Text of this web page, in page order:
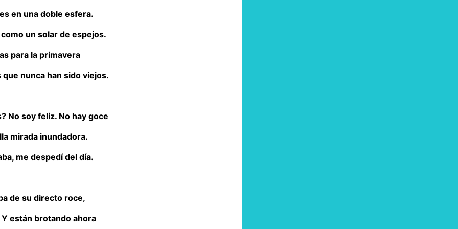
en una doble esfera.
un solar de espejos.
para la primavera
nunca han sido viejos.
No soy feliz. No hay goce
mirada inundadora.
me despedí del día.
de su directo roce,
están brotando ahora